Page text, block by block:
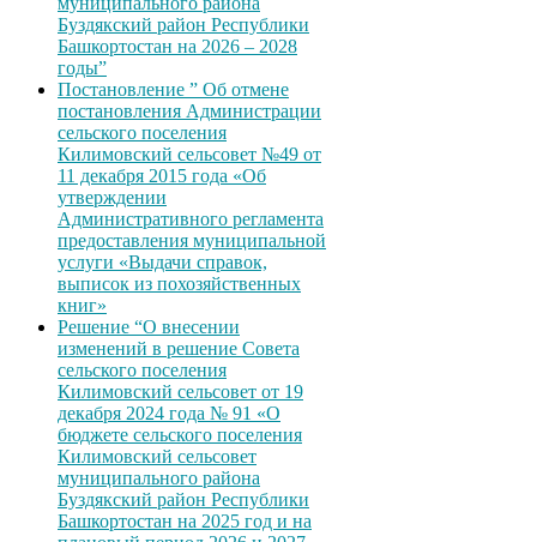
Буздякский район Республики
Башкортостан на 2026 – 2028
годы”
Постановление ” Об отмене
постановления Администрации
сельского поселения
Килимовский сельсовет №49 от
11 декабря 2015 года «Об
утверждении
Административного регламента
предоставления муниципальной
услуги «Выдачи справок,
выписок из похозяйственных
книг»
Решение “О внесении
изменений в решение Совета
сельского поселения
Килимовский сельсовет от 19
декабря 2024 года № 91 «О
бюджете сельского поселения
Килимовский сельсовет
муниципального района
Буздякский район Республики
Башкортостан на 2025 год и на